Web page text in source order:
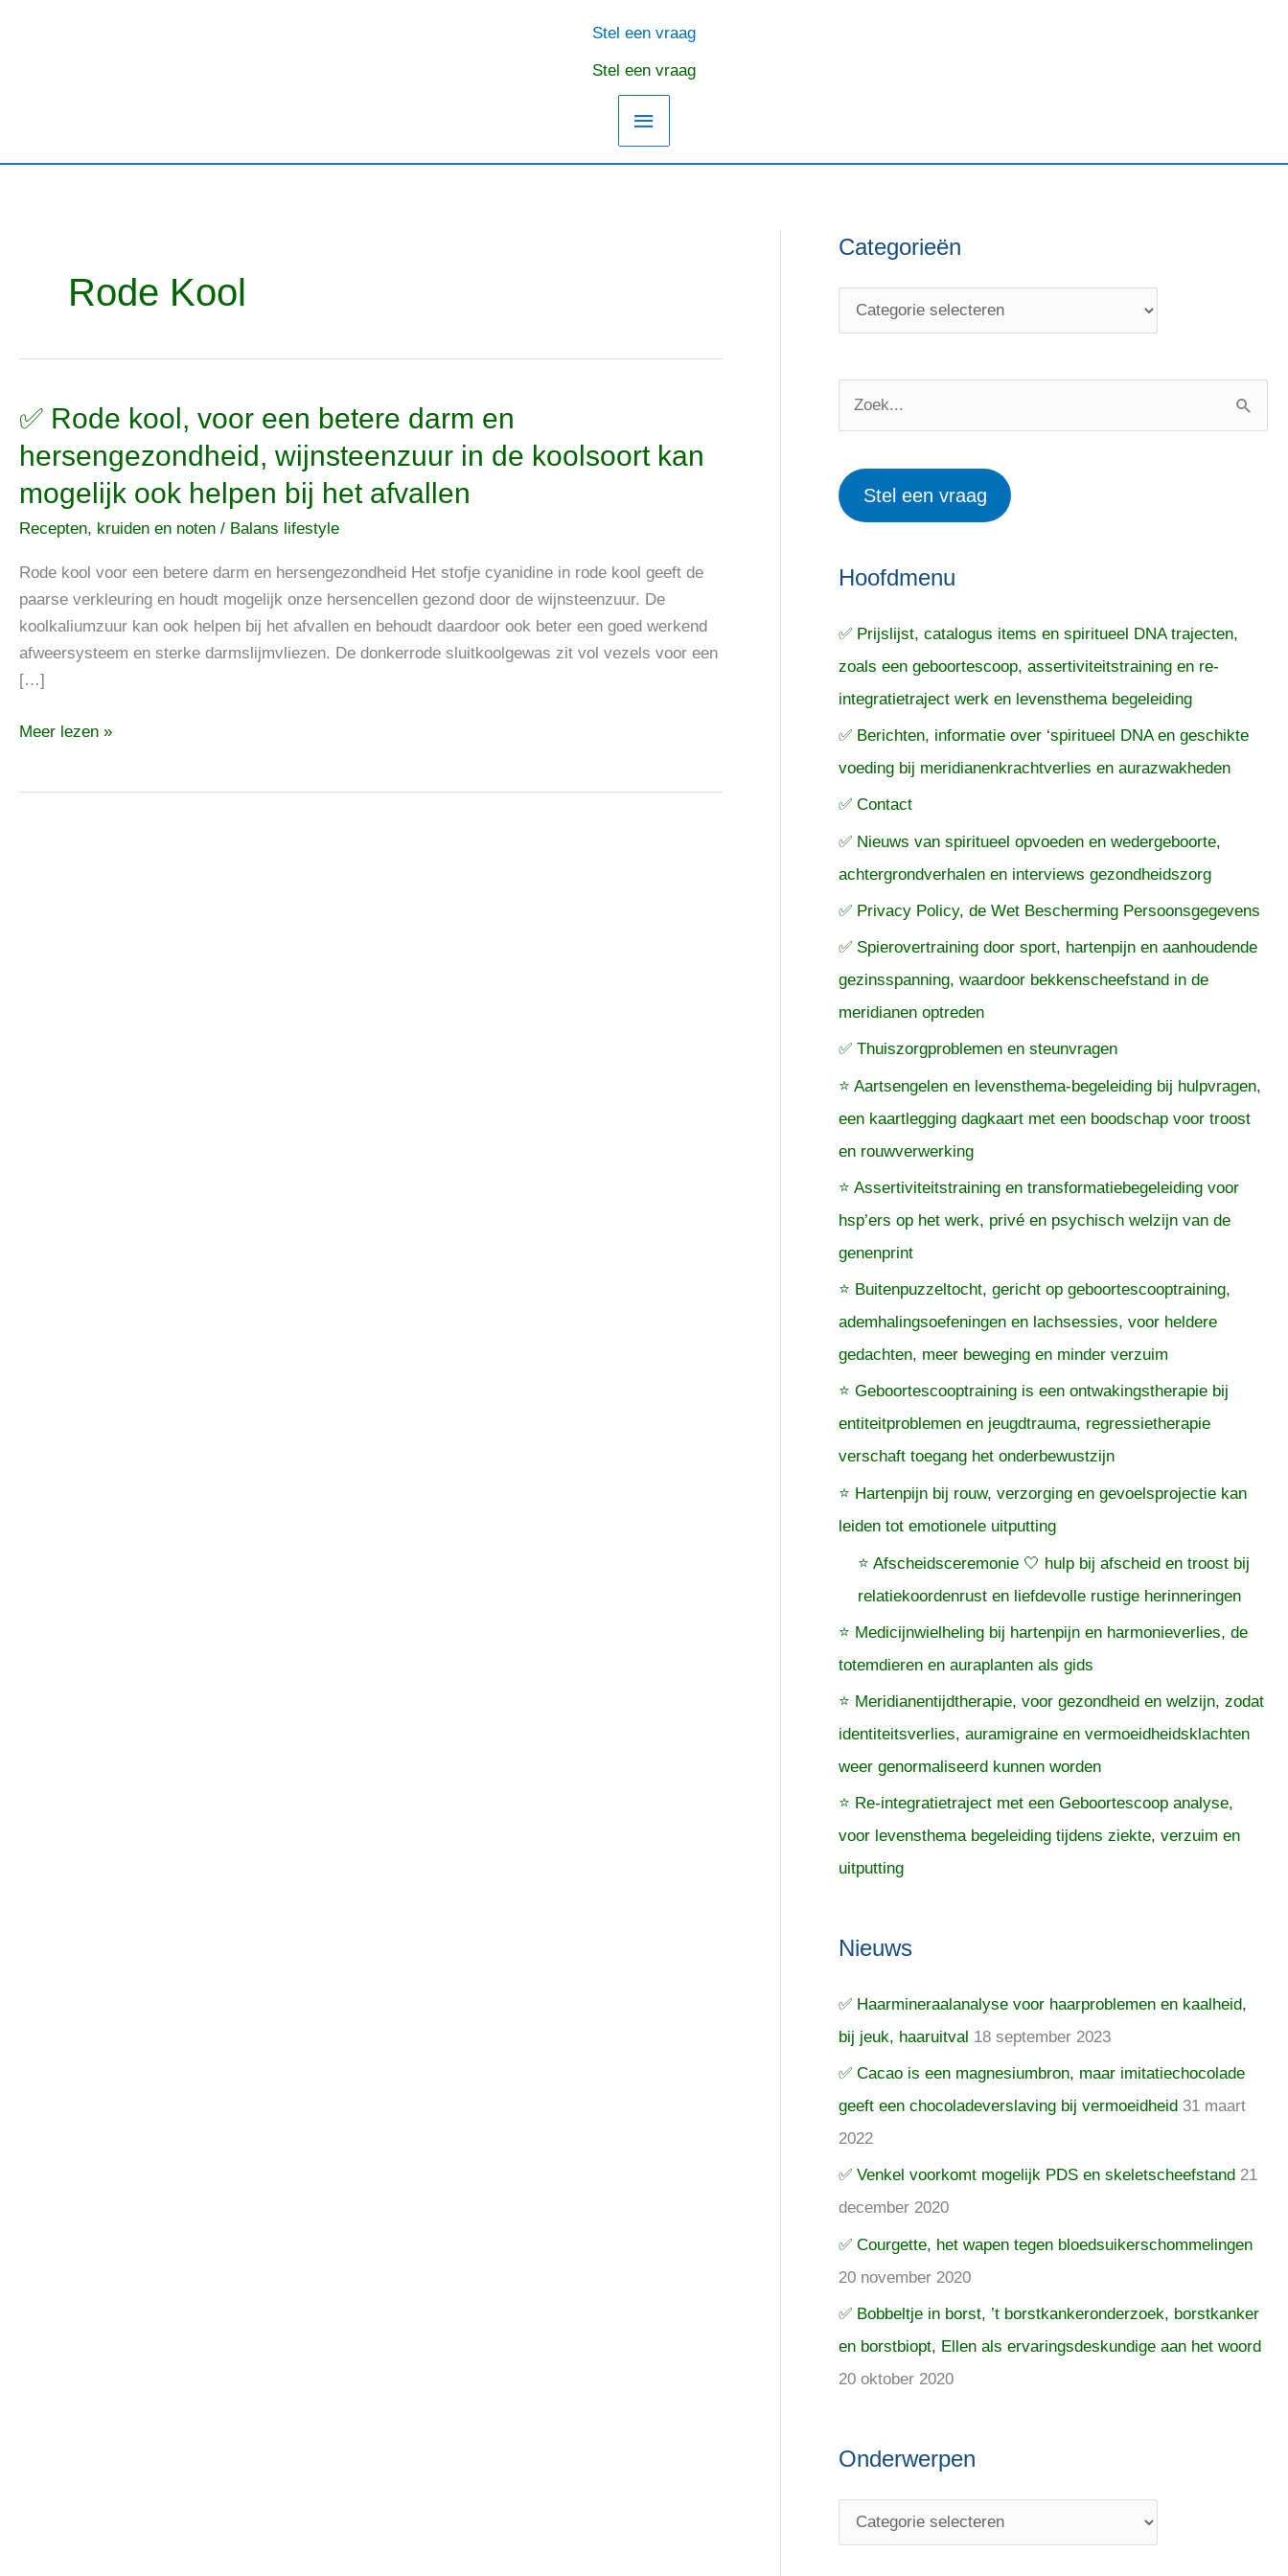
Hoofdmenu
Stel een vraag
Stel een vraag
Rode Kool
✅ Rode kool, voor een betere darm en
hersengezondheid, wijnsteenzuur in de koolsoort kan
mogelijk ook helpen bij het afvallen
Recepten, kruiden en noten / Balans lifestyle
Rode kool voor een betere darm en hersengezondheid Het stofje cyanidine in rode kool geeft de
paarse verkleuring en houdt mogelijk onze hersencellen gezond door de wijnsteenzuur. De
koolkaliumzuur kan ook helpen bij het afvallen en behoudt daardoor ook beter een goed werkend
afweersysteem en sterke darmslijmvliezen. De donkerrode sluitkoolgewas zit vol vezels voor een
[…]
✅
kool,
voor
een
darm
en
hersengezondheid,
wijnsteenzuur
in
koolsoort
mogelijk
Meer lezen »
Categorieën
C
e
n
e
k
a
r
:
Stel een vraag
Hoofdmenu
✅ Prijslijst, catalogus items en spiritueel DNA trajecten,
zoals een geboortescoop, assertiviteitstraining en re-
integratietraject werk en levensthema begeleiding
✅ Berichten, informatie over ‘spiritueel DNA en geschikte
voeding bij meridianenkrachtverlies en aurazwakheden
✅ Contact
✅ Nieuws van spiritueel opvoeden en wedergeboorte,
achtergrondverhalen en interviews gezondheidszorg
✅ Privacy Policy, de Wet Bescherming Persoonsgegevens
✅ Spierovertraining door sport, hartenpijn en aanhoudende
gezinsspanning, waardoor bekkenscheefstand in de
meridianen optreden
✅ Thuiszorgproblemen en steunvragen
⭐ Aartsengelen en levensthema-begeleiding bij hulpvragen,
een kaartlegging dagkaart met een boodschap voor troost
en rouwverwerking
⭐ Assertiviteitstraining en transformatiebegeleiding voor
hsp’ers op het werk, privé en psychisch welzijn van de
genenprint
⭐ Buitenpuzzeltocht, gericht op geboortescooptraining,
ademhalingsoefeningen en lachsessies, voor heldere
gedachten, meer beweging en minder verzuim
⭐ Geboortescooptraining is een ontwakingstherapie bij
entiteitproblemen en jeugdtrauma, regressietherapie
verschaft toegang het onderbewustzijn
⭐ Hartenpijn bij rouw, verzorging en gevoelsprojectie kan
leiden tot emotionele uitputting
⭐ Afscheidsceremonie 🤍 hulp bij afscheid en troost bij
relatiekoordenrust en liefdevolle rustige herinneringen
⭐ Medicijnwielheling bij hartenpijn en harmonieverlies, de
totemdieren en auraplanten als gids
⭐ Meridianentijdtherapie, voor gezondheid en welzijn, zodat
identiteitsverlies, auramigraine en vermoeidheidsklachten
weer genormaliseerd kunnen worden
⭐ Re-integratietraject met een Geboortescoop analyse,
voor levensthema begeleiding tijdens ziekte, verzuim en
uitputting
Nieuws
✅ Haarmineraalanalyse voor haarproblemen en kaalheid,
bij jeuk, haaruitval 18 september 2023
✅ Cacao is een magnesiumbron, maar imitatiechocolade
geeft een chocoladeverslaving bij vermoeidheid 31 maart
2022
✅ Venkel voorkomt mogelijk PDS en skeletscheefstand 21
december 2020
✅ Courgette, het wapen tegen bloedsuikerschommelingen
20 november 2020
✅ Bobbeltje in borst, ’t borstkankeronderzoek, borstkanker
en borstbiopt, Ellen als ervaringsdeskundige aan het woord
20 oktober 2020
Onderwerpen
O
p
n